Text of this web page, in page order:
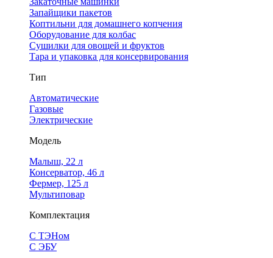
Запайщики пакетов
Коптильни для домашнего копчения
Оборудование для колбас
Сушилки для овощей и фруктов
Тара и упаковка для консервирования
Тип
Автоматические
Газовые
Электрические
Модель
Малыш, 22 л
Консерватор, 46 л
Фермер, 125 л
Мультиповар
Комплектация
С ТЭНом
С ЭБУ